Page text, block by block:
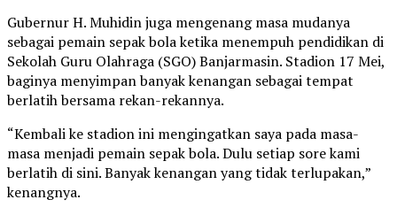
Gubernur H. Muhidin juga mengenang masa mudanya
sebagai pemain sepak bola ketika menempuh pendidikan di
Sekolah Guru Olahraga (SGO) Banjarmasin. Stadion 17 Mei,
baginya menyimpan banyak kenangan sebagai tempat
berlatih bersama rekan-rekannya.
“Kembali ke stadion ini mengingatkan saya pada masa-
masa menjadi pemain sepak bola. Dulu setiap sore kami
berlatih di sini. Banyak kenangan yang tidak terlupakan,”
kenangnya.